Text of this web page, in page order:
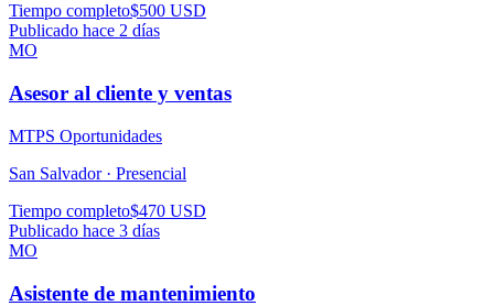
Tiempo completo$500 USD
Publicado hace 2 días
MO
Asesor al cliente y ventas
MTPS Oportunidades
San Salvador · Presencial
Tiempo completo$470 USD
Publicado hace 3 días
MO
Asistente de mantenimiento